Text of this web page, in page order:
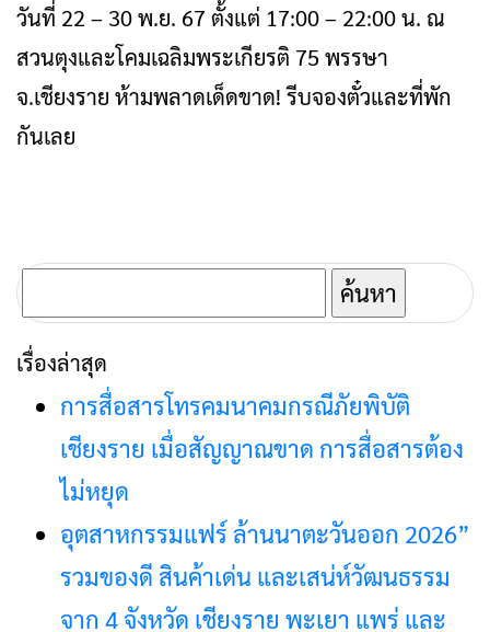
วันที่ 22 – 30 พ.ย. 67 ตั้งแต่ 17:00 – 22:00 น. ณ
สวนตุงและโคมเฉลิมพระเกียรติ 75 พรรษา
จ.เชียงราย ห้ามพลาดเด็ดขาด! รีบจองตั๋วและที่พัก
กันเลย
ค้นหา
สำหรับ:
เรื่องล่าสุด
การสื่อสารโทรคมนาคมกรณีภัยพิบัติ
เชียงราย เมื่อสัญญาณขาด การสื่อสารต้อง
ไม่หยุด
อุตสาหกรรมแฟร์ ล้านนาตะวันออก 2026”
รวมของดี สินค้าเด่น และเสน่ห์วัฒนธรรม
จาก 4 จังหวัด เชียงราย พะเยา แพร่ และ